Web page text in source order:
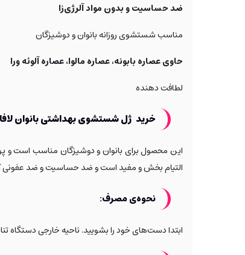
ضد حساسیت و بدون مواد آلرژی‌زا
مناسب شستشوی روزانه بانوان و دوشیزگان
حاوی عصاره بابونه، عصاره مالوا، عصاره آلوئه ورا
لطافت دهنده
خرید ژل شستشوی بهداشتی بانوان
این محصول برای بانوان و دوشیزگان مناسب است و
التیام بخش و مفید است و ضد حساسیت و ضد عفونی
نحوه‌ی مصرف:
ابتدا دست‌های خود را بشویید. ناحیه خارجی دستگاه